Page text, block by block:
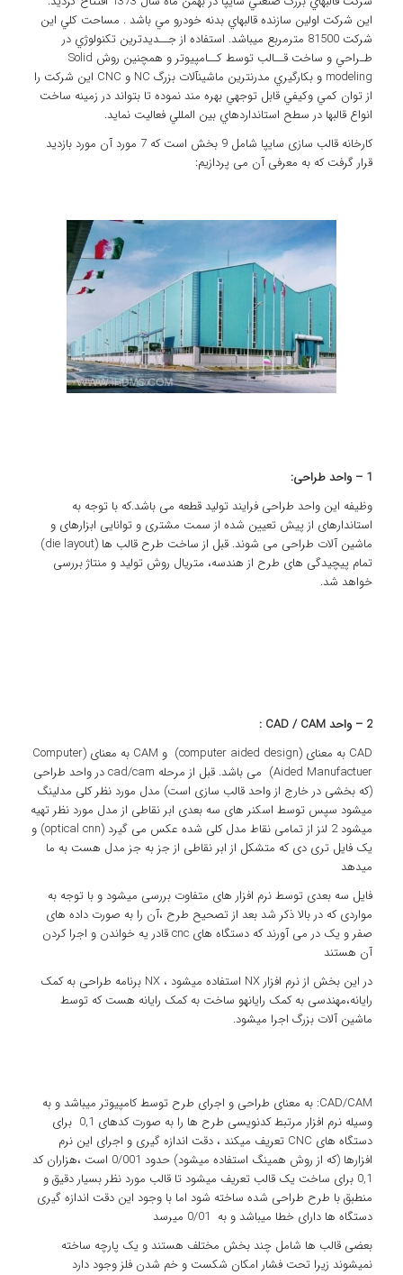
اين شركت اولين سازنده قالبهاي بدنه خودرو مي باشد . مساحت كلي اين
شركت 81500 مترمربع میباشد. استفاده از جــديدترين تكنولوژي در
طـراحي و ساخت قــالب توسط كــامپيوتر و همچنين روش Solid
modeling و بكارگيري مدرنترين ماشين‎آلات بزرگ NC و CNC اين شركت را
از توان كمي وكيفي قابل توجهي بهره مند نموده تا بتواند در زمينه ساخت
انواع قالبها در سطح استانداردهاي بين المللي فعاليت نمايد.
کارخانه قالب سازی سایپا شامل 9 بخش است که 7 مورد آن مورد بازدید
قرار گرفت که به معرفی آن می پردازیم:
1 – واحد طراحی:
وظیفه این واحد طراحی فرایند تولید قطعه می باشد.که با توجه به
استاندارهای از پیش تعیین شده از سمت مشتری و توانایی ابزارهای و
ماشین آلات طراحی می شوند. قبل از ساخت طرح قالب ها (die layout)
تمام پیچیدگی های طرح از هندسه، متریال روش تولید و منتاژ بررسی
خواهد شد.
2 – واحد CAD / CAM
:
CAD به معنای (computer aided design) و CAM به معنای (Computer
Aided Manufactuer) می باشد. قبل از مرحله cad/cam در واحد طراحی
(که بخشی در خارج از واحد قالب سازی است) مدل مورد نظر کلی مدلینگ
میشود سپس توسط اسکنر های سه بعدی ابر نقاطی از مدل مورد نظر تهیه
میشود 2 لنز از تمامی نقاط مدل کلی شده عکس می گیرد (optical cnn) و
یک فایل تری دی که متشکل از ابر نقاطی از جز به جز مدل هست به ما
میدهد
فایل سه بعدی توسط نرم افزار های متفاوت بررسی میشود و با توجه به
مواردی که در بالا ذکر شد بعد از تصحیح طرح ،آن را به صورت داده های
صفر و یک در می آورند که دستگاه های cnc قادر یه خواندن و اجرا کردن
آن هستند
در این بخش از نرم افزار NX استفاده میشود ، NX برنامه طراحی به کمک
رایانه،مهندسی به کمک رایانهو ساخت به کمک رایانه هست که توسط
ماشین آلات بزرگ اجرا میشود.
CAD/CAM: به معنای طراحی و اجرای طرح توسط کامپیوتر میباشد و به
وسیله نرم افزار مرتبط کدنویسی طرح ها را به صورت کدهای 0,1 برای
دستگاه های CNC تعریف میکند ، دقت اندازه گیری و اجرای این نرم
افزارها (که از روش همینگ استفاده میشود) حدود 0/001 است ،هزاران کد
0,1 برای ساخت یک قالب تعریف میشود تا قالب مورد نظر بسیار دقیق و
منطبق با طرح طراحی شده ساخته شود اما با وجود این دقت اندازه گیری
دستگاه ها دارای خطا میباشد و به 0/01 میرسد
بعضی قالب ها شامل چند بخش مختلف هستند و یک پارچه ساخته
نمیشوند زیرا تحت فشار امکان شکست و خم شدن فلز وجود دارد